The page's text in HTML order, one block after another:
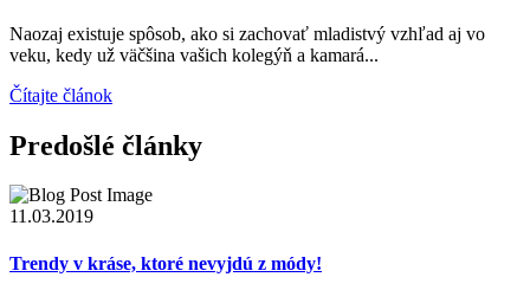
Naozaj existuje spôsob, ako si zachovať mladistvý vzhľad aj vo
veku, kedy už väčšina vašich kolegýň a kamará...
Čítajte článok
Predošlé články
11.03.2019
Trendy v kráse, ktoré nevyjdú z módy!